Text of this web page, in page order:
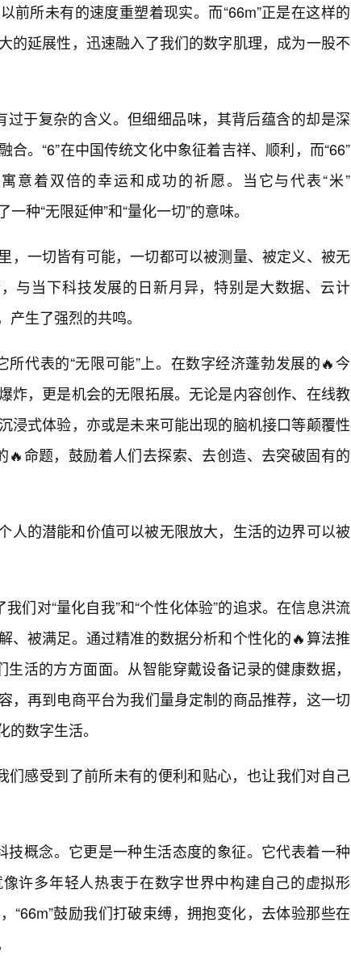
前所未有的速度重塑着现实。而“66m”正是在这样的
的延展性，迅速融入了我们的数字肌理，成为一股不
过于复杂的含义。但细细品味，其背后蕴含的却是深
。“6”在中国传统文化中象征着吉祥、顺利，而“66”
意着双倍的幸运和成功的祈愿。当它与代表“米”
一种“无限延伸”和“量化一切”的意味。
，一切皆有可能，一切都可以被测量、被定义、被无
与当下科技发展的日新月异，特别是大数据、云计
生了强烈的共鸣。
所代表的“无限可能”上。在数字经济蓬勃发展的🔥今
炸，更是机会的无限拓展。无论是内容创作、在线教
浸式体验，亦或是未来可能出现的脑机接口等颠覆性
🔥命题，鼓励着人们去探索、去创造、去突破固有的
人的潜能和价值可以被无限放大，生活的边界可以被
们对“量化自我”和“个性化体验”的追求。在信息洪流
、被满足。通过精准的数据分析和个性化的🔥算法推
生活的方方面面。从智能穿戴设备记录的健康数据，
，再到电商平台为我们量身定制的商品推荐，这一切
数字生活。
们感受到了前所未有的便利和贴心，也让我们对自己
技概念。它更是一种生活态度的象征。它代表着一种
许多年轻人热衷于在数字世界中构建自己的虚拟形
“66m”鼓励我们打破束缚，拥抱变化，去体验那些在